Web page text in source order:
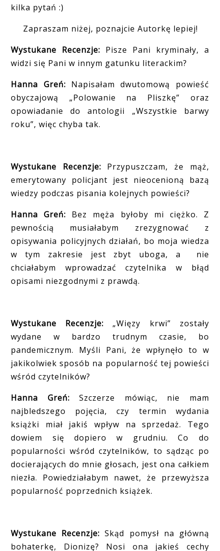
kilka pytań :)
Zapraszam niżej, poznajcie Autorkę lepiej!
Wystukane Recenzje: Pisze Pani kryminały, a
widzi się Pani w innym gatunku literackim?
Hanna Greń: Napisałam dwutomową powieść
obyczajową „Polowanie na Pliszkę” oraz
opowiadanie do antologii „Wszystkie barwy
roku”, więc chyba tak.
Wystukane Recenzje: Przypuszczam, że mąż,
emerytowany policjant jest nieocenioną bazą
wiedzy podczas pisania kolejnych powieści?
Hanna Greń: Bez męża byłoby mi ciężko. Z
pewnością musiałabym zrezygnować z
opisywania policyjnych działań, bo moja wiedza
w tym zakresie jest zbyt uboga, a
nie
chciałabym wprowadzać czytelnika w błąd
opisami niezgodnymi z prawdą.
Wystukane Recenzje: „Więzy krwi” zostały
wydane w bardzo trudnym czasie, bo
pandemicznym. Myśli Pani, że wpłynęło to w
jakikolwiek sposób na popularność tej powieści
wśród czytelników?
Hanna Greń:Szczerze mówiąc, nie mam
najbledszego pojęcia, czy termin wydania
książki miał jakiś wpływ na sprzedaż. Tego
dowiem się dopiero w grudniu. Co do
popularności wśród czytelników, to sądząc po
docierających do mnie głosach, jest ona całkiem
niezła. Powiedziałabym nawet, że przewyższa
popularność poprzednich książek.
Wystukane Recenzje: Skąd pomysł na główną
bohaterkę, Dionizę? Nosi ona jakieś cechy